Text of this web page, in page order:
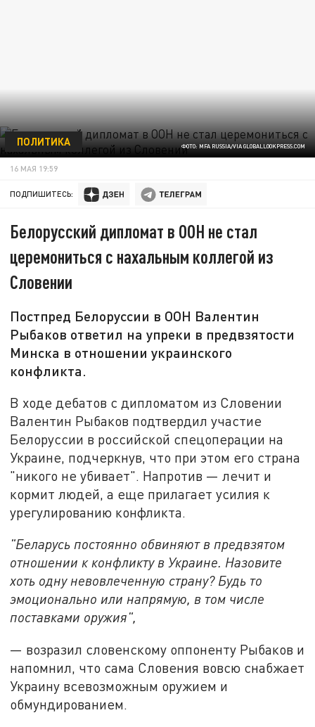
ФОТО: MFA RUSSIA/VIA GLOBALLOOKPRESS.COM
ПОЛИТИКА
16 МАЯ 19:59
ПОДПИШИТЕСЬ:
Белорусский дипломат в ООН не стал
церемониться с нахальным коллегой из
Словении
Постпред Белоруссии в ООН Валентин
Рыбаков ответил на упреки в предвзятости
Минска в отношении украинского
конфликта.
В ходе дебатов с дипломатом из Словении
Валентин Рыбаков подтвердил участие
Белоруссии в российской спецоперации на
Украине, подчеркнув, что при этом его страна
"никого не убивает". Напротив — лечит и
кормит людей, а еще прилагает усилия к
урегулированию конфликта.
"Беларусь постоянно обвиняют в предвзятом
отношении к конфликту в Украине. Назовите
хоть одну невовлеченную страну? Будь то
эмоционально или напрямую, в том числе
поставками оружия",
— возразил словенскому оппоненту Рыбаков и
напомнил, что сама Словения вовсю снабжает
Украину всевозможным оружием и
обмундированием.